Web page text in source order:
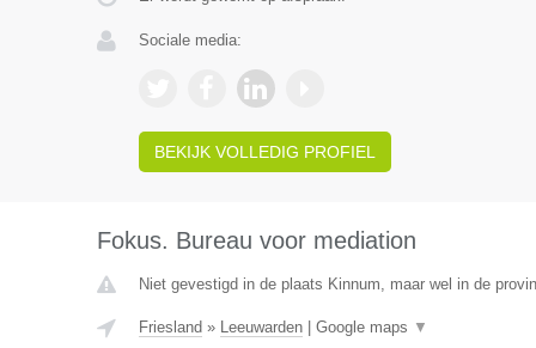
Sociale media:
BEKIJK VOLLEDIG PROFIEL
Fokus. Bureau voor mediation
Niet gevestigd in de plaats Kinnum, maar wel in de
Friesland » Leeuwarden| Google maps ▼